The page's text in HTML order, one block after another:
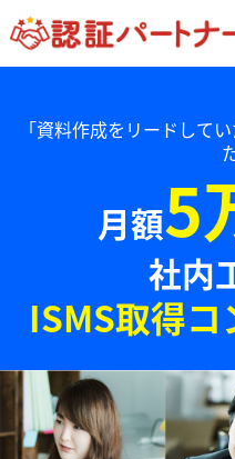
「資料作成をリードして
月額5
社内
ISMS取得